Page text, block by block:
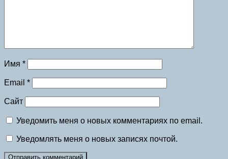
Имя *
Email *
Сайт
Уведомить меня о новых комментариях по email.
Уведомлять меня о новых записях почтой.